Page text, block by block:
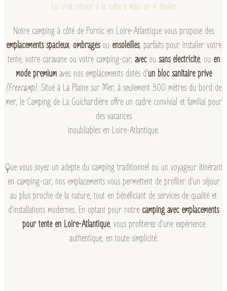
Un vrai retour à la nature mais en 4 étoiles
Notre camping à côté de Pornic en Loire-Atlantique vous propose des
emplacements spacieux, ombragés ou ensoleillés, parfaits pour installer votre
tente, votre caravane ou votre camping-car, avec ou sans électricité, ou en
mode premiumavec nos emplacements dotés d’un bloc sanitaire privé
(Freecamp). Situé à La Plaine sur Mer, à seulement 300 mètres du bord de
mer, le Camping de La Guichardière offre un cadre convivial et familial pour
des vacances
inoubliables en Loire-Atlantique.
Que vous soyez un adepte du camping traditionnel ou un voyageur itinérant
en camping-car, nos emplacements vous permettent de profiter d’un séjour
au plus proche de la nature, tout en bénéficiant de services de qualité et
d’installations modernes. En optant pour notre camping avec emplacements
pour tente en Loire-Atlantique, vous profiterez d’une expérience
authentique, en toute simplicité.